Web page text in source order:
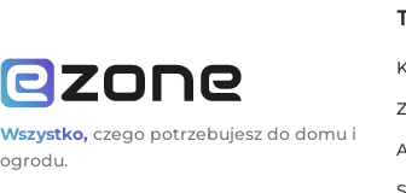
Wszystko, czego potrzebujesz do domu i
ogrodu.